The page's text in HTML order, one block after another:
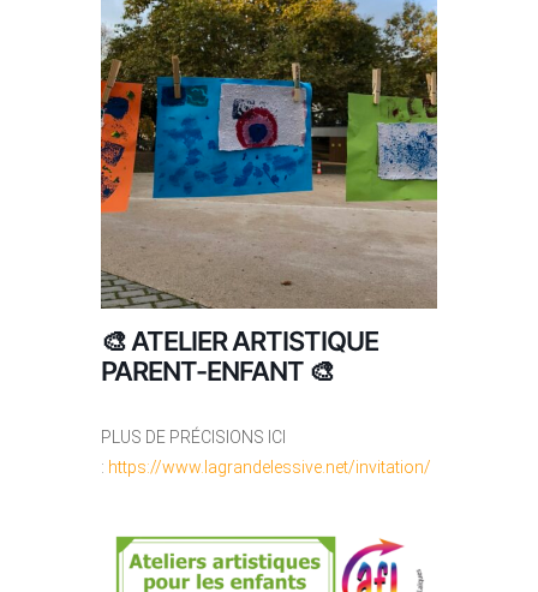
🎨 ATELIER ARTISTIQUE
PARENT-ENFANT 🎨
PLUS DE PRÉCISIONS ICI
: https://www.lagrandelessive.net/invitation/